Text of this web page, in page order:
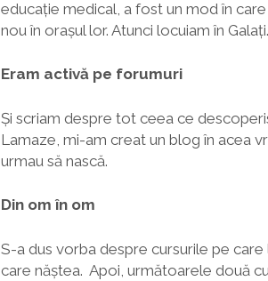
educație medical, a fost un mod în
nou în orașul lor. Atunci locuiam în Galați.
Eram activă pe forumuri
Și scriam despre tot ceea ce
Lamaze, mi-am creat un blog în acea
urmau să nască.
Din om în om
S-a dus vorba despre cursurile pe
care năștea. Apoi, următoarele două